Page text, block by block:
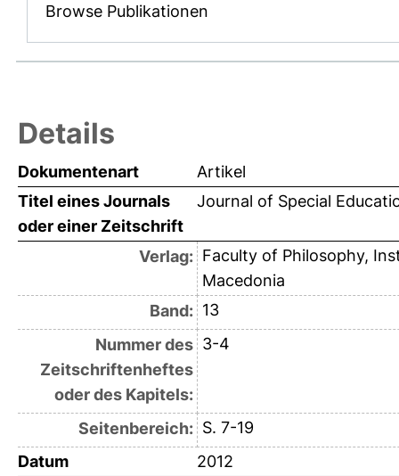
Browse Publikationen
Details
Dokumentenart
Artikel
Titel eines Journals
oder einer Zeitschrift
Journal of Special
Verlag: Faculty of Philosophy,
Macedonia
Band: 13
Nummer des
Zeitschriftenheftes
oder des Kapitels:
3-4
Seitenbereich: S. 7-19
Datum
2012